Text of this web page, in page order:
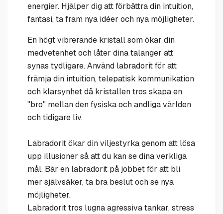
energier. Hjälper dig att förbättra din intuition,
fantasi, ta fram nya idéer och nya möjligheter.
En högt vibrerande kristall som ökar din
medvetenhet och låter dina talanger att
synas tydligare. Använd labradorit för att
främja din intuition, telepatisk kommunikation
och klarsynhet då kristallen tros skapa en
"bro" mellan den fysiska och andliga världen
och tidigare liv.
Labradorit ökar din viljestyrka genom att lösa
upp illusioner så att du kan se dina verkliga
mål. Bär en labradorit på jobbet för att bli
mer självsäker, ta bra beslut och se nya
möjligheter.
Labradorit tros lugna agressiva tankar, stress